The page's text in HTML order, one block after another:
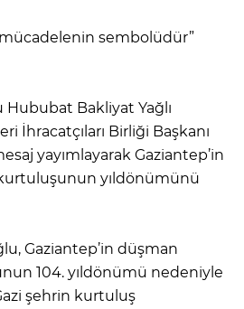
mücadelenin sembolüdür”
Bakliyat Yağlı
İhracatçıları Birliği Başkanı
yayımlayarak Gaziantep’in
yıldönümünü
Gaziantep’in düşman
104. yıldönümü nedeniyle
şehrin kurtuluş